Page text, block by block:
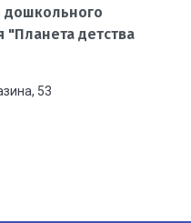
дошкольного
"Планета детства
53